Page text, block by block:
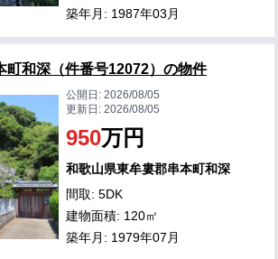
築年月: 1987年03月
町和深（件番号12072）の物件
公開日:2026/08/05
更新日:2026/08/05
950万円
和歌山県東牟婁郡串本町和深
間取: 5DK
建物面積: 120㎡
築年月: 1979年07月